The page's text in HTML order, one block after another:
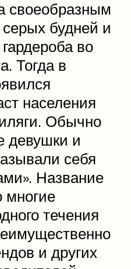
своеобразным
будней и
во
Тогда в
населения
Обычно
девушки и
себя
Название
многие
течения
и других